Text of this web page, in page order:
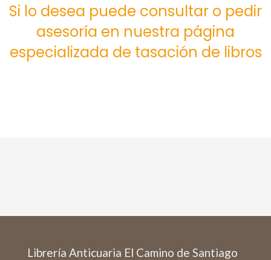
Si lo desea puede consultar o pedir
asesoría en nuestra página
especializada de tasación de libros
Librería Anticuaria El Camino de Santiago